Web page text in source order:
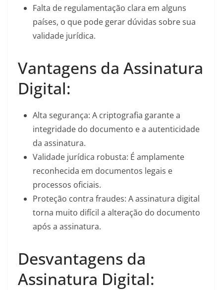
Falta de regulamentação clara em alguns
países, o que pode gerar dúvidas sobre sua
validade jurídica.
Vantagens da Assinatura
Digital:
Alta segurança: A criptografia garante a
integridade do documento e a autenticidade
da assinatura.
Validade jurídica robusta: É amplamente
reconhecida em documentos legais e
processos oficiais.
Proteção contra fraudes: A assinatura digital
torna muito difícil a alteração do documento
após a assinatura.
Desvantagens da
Assinatura Digital: